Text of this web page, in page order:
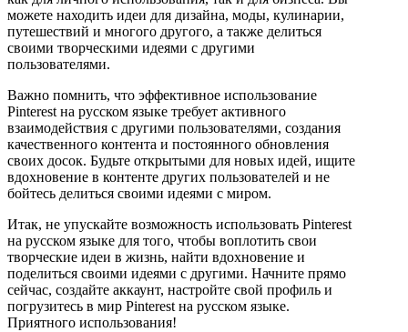
можете находить идеи для дизайна, моды, кулинарии,
путешествий и многого другого, а также делиться
своими творческими идеями с другими
пользователями.
Важно помнить, что эффективное использование
Pinterest на русском языке требует активного
взаимодействия с другими пользователями, создания
качественного контента и постоянного обновления
своих досок. Будьте открытыми для новых идей, ищите
вдохновение в контенте других пользователей и не
бойтесь делиться своими идеями с миром.
Итак, не упускайте возможность использовать Pinterest
на русском языке для того, чтобы воплотить свои
творческие идеи в жизнь, найти вдохновение и
поделиться своими идеями с другими. Начните прямо
сейчас, создайте аккаунт, настройте свой профиль и
погрузитесь в мир Pinterest на русском языке.
Приятного использования!